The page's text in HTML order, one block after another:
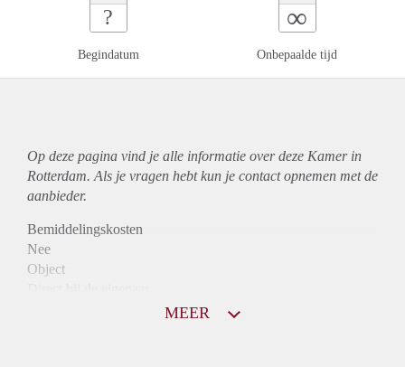
?
Begindatum
∞
Onbepaalde tijd
Op deze pagina vind je alle informatie over deze Kamer in
Rotterdam. Als je vragen hebt kun je contact opnemen met de
aanbieder.
Bemiddelingskosten
Nee
Object
MEER